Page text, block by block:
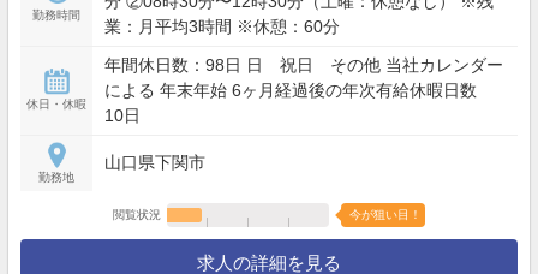
勤務時間
業：月平均3時間 ※休憩：60分
休日・休暇
年間休日数：98日 日 祝日 その他 当社カレンダー
による 年末年始 6ヶ月経過後の年次有給休暇日数
10日
勤務地
山口県下関市
閲覧状況 今が狙い目！
求人の詳細を見る